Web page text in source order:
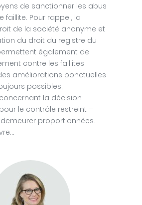
de sanctionner les abus
faillite. Pour rappel, la
de la société anonyme et
du droit du registre du
également de
contre les faillites
améliorations ponctuelles
possibles,
la décision
le contrôle restreint –
proportionnées.